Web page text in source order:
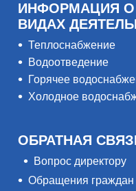
ИНФОРМАЦИЯ О
ВИДАХ
Теплоснабжение
Водоотведение
Горячее
Холодное
ОБРАТНАЯ
Вопрос директору
Обращения граждан